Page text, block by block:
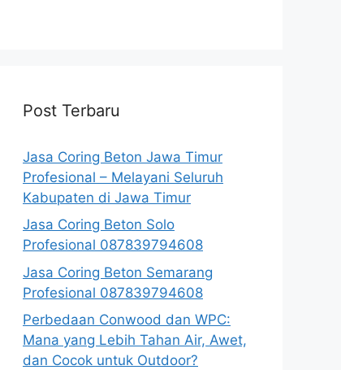
Post Terbaru
Jasa Coring Beton Jawa Timur
Profesional – Melayani Seluruh
Kabupaten di Jawa Timur
Jasa Coring Beton Solo
Profesional 087839794608
Jasa Coring Beton Semarang
Profesional 087839794608
Perbedaan Conwood dan WPC:
Mana yang Lebih Tahan Air, Awet,
dan Cocok untuk Outdoor?